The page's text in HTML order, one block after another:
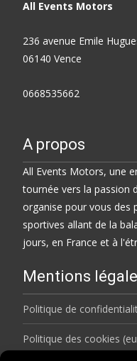
All Events Motors
236 avenue Emile
06140 Vence
0668535662
A propos
All Events Motors, une
tournée vers la passion
organise pour vous des
sportives allant de la
jours, en France et à
Mentions
Politique de
Politique des cookies